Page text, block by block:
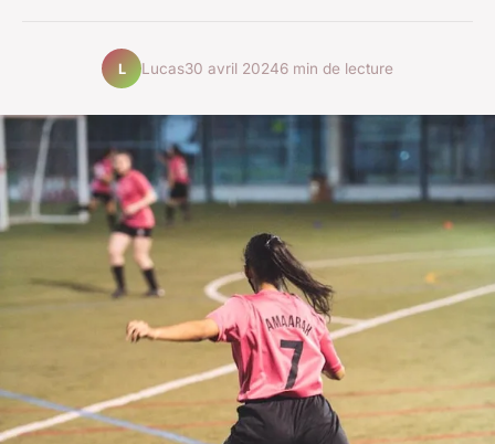
L Lucas30 avril 20246 min de lecture